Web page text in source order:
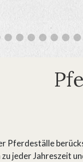
Pferdeställe
jeder Jahreszeit